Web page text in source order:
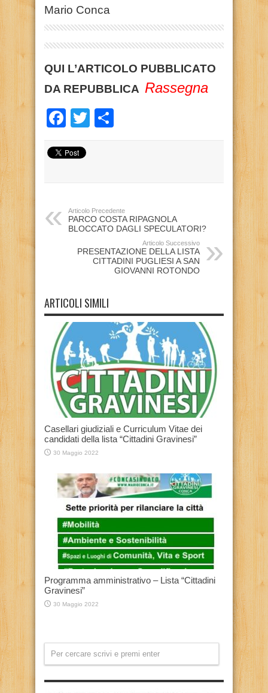
Mario Conca
QUI L’ARTICOLO PUBBLICATO
DA REPUBBLICA Rassegna
Facebook
Twitter
Articolo Precedente
PARCO COSTA RIPAGNOLA
BLOCCATO DAGLI SPECULATORI?
Articolo Successivo
PRESENTAZIONE DELLA LISTA
CITTADINI PUGLIESI A SAN
GIOVANNI ROTONDO
ARTICOLI SIMILI
Casellari giudiziali e Curriculum Vitae dei
candidati della lista “Cittadini Gravinesi”
30 Maggio 2022
Programma amministrativo – Lista “Cittadini
Gravinesi”
30 Maggio 2022